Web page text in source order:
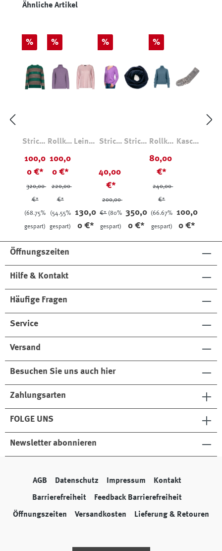
Produktgalerie überspringen
Ähnliche Artikel
Rabatt
%
Strickp
mit
Streife
n
100,0
0 €*
320,00
€*
(68.75%
gespart)
Rabatt
%
Rollkra
lover
Hester
100,0
0 €*
220,00
€*
(54.55%
gespart)
Leinen
130,0
0 €*
Rabatt
%
Strickj
40,00
€*
200,00
€* (80%
gespart)
Stricks
350,0
0 €*
Rabatt
%
Rollkra
lover
80,00
€*
240,00
€*
(66.67%
gespart)
Kasch
100,0
0 €*
Öffnungszeiten
Hilfe & Kontakt
Häufige Fragen
Service
Versand
Besuchen Sie uns auch hier
Zahlungsarten
FOLGE UNS
Newsletter abonnieren
AGB Datenschutz Impressum Kontakt
Barrierefreiheit Feedback Barrierefreiheit
Öffnungszeiten Versandkosten Lieferung & Retouren